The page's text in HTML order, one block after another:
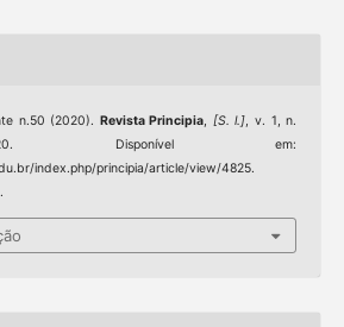
n.50 (2020). Revista Principia, [S. l.], v. 1, n.
Disponível em:
index.php/principia/article/view/4825.